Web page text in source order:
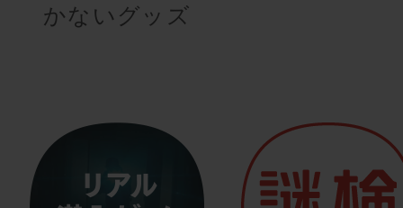
かないグッズ